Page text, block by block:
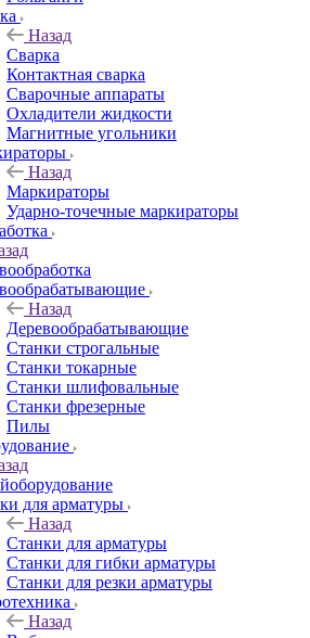
Назад
Сварка
Контактная сварка
Сварочные аппараты
Охладители жидкости
Магнитные угольники
Назад
Маркираторы
Ударно-точечные маркираторы
Назад
Деревообрабатывающие
Станки строгальные
Станки токарные
Станки шлифовальные
Станки фрезерные
Пилы
для арматуры
Назад
Станки для арматуры
Станки для гибки арматуры
Станки для резки арматуры
Назад